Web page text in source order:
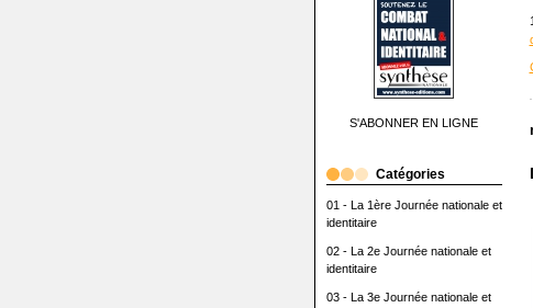
S'ABONNER EN LIGNE
Catégories
01 - La 1ère Journée nationale et
identitaire
02 - La 2e Journée nationale et
identitaire
03 - La 3e Journée nationale et